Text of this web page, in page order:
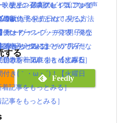
画キングスグレイブ ファイ
気になる発売日は！見る方法
優は？
をもっとみる］
などの召喚獣も！気になる声
ﾟ )w
テンドースイッチ発表！発売
対応ソフトは？
の新着記事をもっとみる］
」史上、最高のビジュアルで
最新作！
サーヴァンプ・チア男子!!な
歌を一気にまとめてみた
付き(｀・ω・´)！【火曜日
着記事をもっとみる］
の歌い手をまとめてみたよ
サーヴァンプ・チア男子!!な
歌を一気にまとめてみた
付き(｀・ω・´)！【火曜日
事をもっとみる］
する
Feedly